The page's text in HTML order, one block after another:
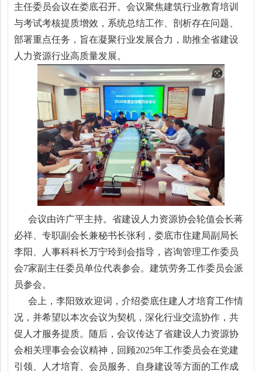
主任委员会议在娄底召开。会议聚焦建筑行业教育培训
与考试考核提质增效，系统总结工作、剖析存在问题、
部署重点任务，旨在凝聚行业发展合力，助推全省建设
人力资源行业高质量发展。
会议由许广平主持。省建设人力资源协会轮值会长蒋
必祥、专职副会长兼秘书长张利，娄底市住建局副局长
李阳、人事科科长万宁玲到会指导，咨询管理工作委员
会7家副主任委员单位代表参会。建筑劳务工作委员会派
员参会。
会上，李阳致欢迎词，介绍娄底住建人才培育工作情
况，并希望以本次会议为契机，深化行业交流协作，共
促人才服务提质。随后，会议传达了省建设人力资源协
会相关理事会会议精神，回顾2025年工作委员会在党建
引领、人才培育、会员服务、自身建设等方面的工作成